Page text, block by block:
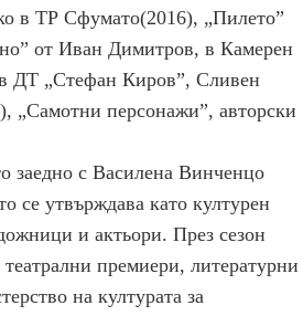
в ТР Сфумато(2016), „Пилето”
от Иван Димитров, в Камерен
ДТ „Стефан Киров”, Сливен
„Самотни персонажи”, авторски
заедно с Василена Винченцо
се утвърждава като културен
и актьори. През сезон
премиери, литературни
на културата за